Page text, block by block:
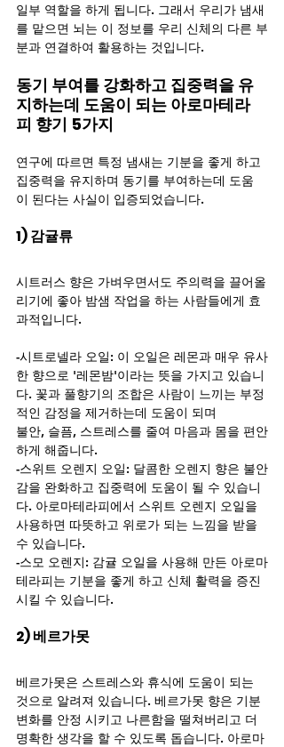
일부 역할을 하게 됩니다. 그래서 우리가 냄새
를 맡으면 뇌는 이 정보를 우리 신체의 다른 부
분과 연결하여 활용하는 것입니다.
동기 부여를 강화하고 집중력을 유
지하는데 도움이 되는 아로마테라
피 향기 5가지
연구에 따르면 특정 냄새는 기분을 좋게 하고
집중력을 유지하며 동기를 부여하는데 도움
이 된다는 사실이 입증되었습니다.
1) 감귤류
시트러스 향은 가벼우면서도 주의력을 끌어올
리기에 좋아 밤샘 작업을 하는 사람들에게 효
과적입니다.
-시트로넬라 오일: 이 오일은 레몬과 매우 유사
한 향으로 '레몬밤'이라는 뜻을 가지고 있습니
다. 꽃과 풀향기의 조합은 사람이 느끼는 부정
적인 감정을 제거하는데 도움이 되며
불안, 슬픔, 스트레스를 줄여 마음과 몸을 편안
하게 해줍니다.
-스위트 오렌지 오일: 달콤한 오렌지 향은 불안
감을 완화하고 집중력에 도움이 될 수 있습니
다. 아로마테라피에서 스위트 오렌지 오일을
사용하면 따뜻하고 위로가 되는 느낌을 받을
수 있습니다.
-스모 오렌지: 감귤 오일을 사용해 만든 아로마
테라피는 기분을 좋게 하고 신체 활력을 증진
시킬 수 있습니다.
2) 베르가못
베르가못은 스트레스와 휴식에 도움이 되는
것으로 알려져 있습니다. 베르가못 향은 기분
변화를 안정 시키고 나른함을 떨쳐버리고 더
명확한 생각을 할 수 있도록 돕습니다. 아로마